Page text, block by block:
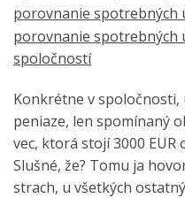
porovnanie spotrebných
porovnanie spotrebných
spoločností
Konkrétne v
peniaze, len spomínaný
vec, ktorá stojí 3000 EUR
Slušné, že? Tomu ja
strach, u všetkých